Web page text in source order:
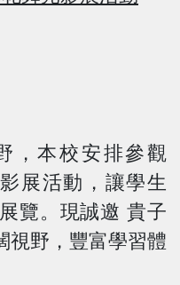
，本校安排參觀
展活動，讓學生
覽。現誠邀 貴子
視野，豐富學習體